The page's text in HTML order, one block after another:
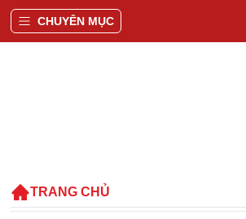
CHUYÊN MỤC
TRANG CHỦ